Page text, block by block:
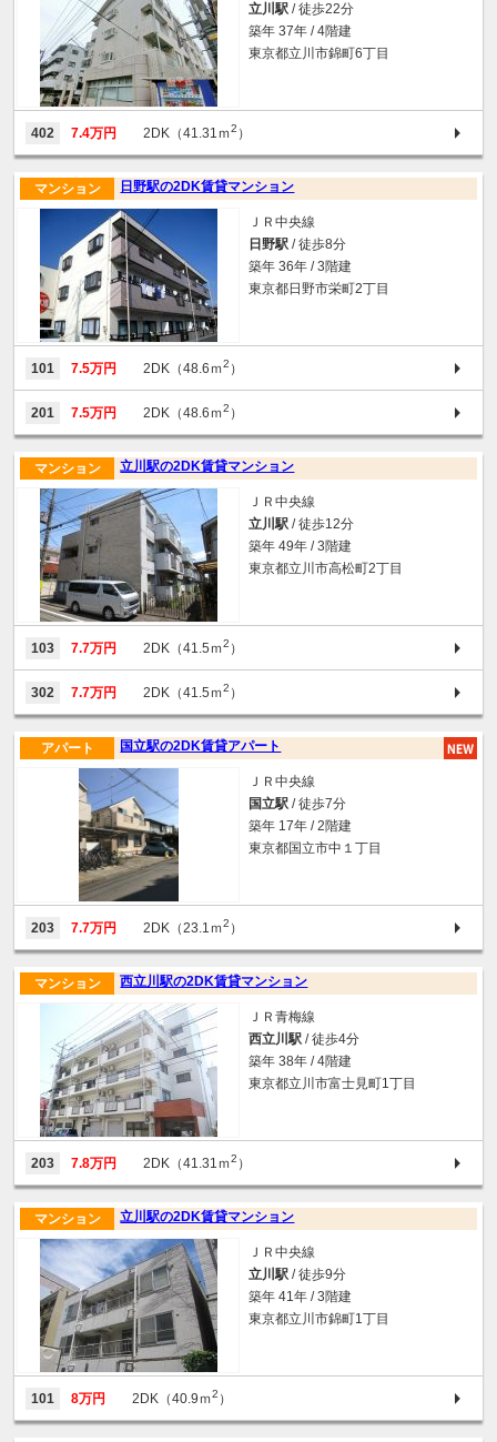
立川駅 / 徒歩22分
築年 37年 / 4階建
東京都立川市錦町6丁目
402 7.4万円 2DK（41.31ｍ2 ）
日野駅の2DK賃貸マンション
マンション
ＪＲ中央線
日野駅 / 徒歩8分
築年 36年 / 3階建
東京都日野市栄町2丁目
101 7.5万円 2DK（48.6ｍ2 ）
201 7.5万円 2DK（48.6ｍ2 ）
立川駅の2DK賃貸マンション
マンション
ＪＲ中央線
立川駅 / 徒歩12分
築年 49年 / 3階建
東京都立川市高松町2丁目
103 7.7万円 2DK（41.5ｍ2 ）
302 7.7万円 2DK（41.5ｍ2 ）
国立駅の2DK賃貸アパート
アパート
ＪＲ中央線
国立駅 / 徒歩7分
築年 17年 / 2階建
東京都国立市中１丁目
203 7.7万円 2DK（23.1ｍ2 ）
西立川駅の2DK賃貸マンション
マンション
ＪＲ青梅線
西立川駅 / 徒歩4分
築年 38年 / 4階建
東京都立川市富士見町1丁目
203 7.8万円 2DK（41.31ｍ2 ）
立川駅の2DK賃貸マンション
マンション
ＪＲ中央線
立川駅 / 徒歩9分
築年 41年 / 3階建
東京都立川市錦町1丁目
101 8万円 2DK（40.9ｍ2 ）